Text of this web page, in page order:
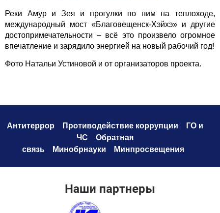
Реки Амур и Зея и прогулки по ним на теплоходе,
международный мост «Благовещенск-Хэйхэ» и другие
достопримечательности – всё это произвело огромное
впечатление и зарядило энергией на новый рабочий год!
Фото Натальи Устиновой и от организаторов проекта.
Антитеррор Противодействие коррупции
ГО и
ЧС
Обратная
связь
Минобрнауки Минпросвещения
Наши партнеры